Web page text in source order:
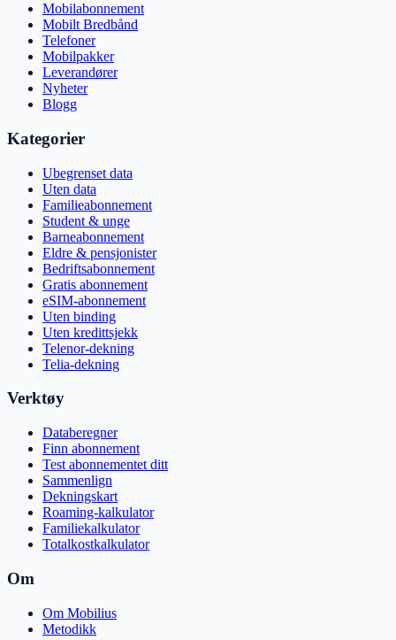
Mobilabonnement
Mobilt Bredbånd
Telefoner
Mobilpakker
Leverandører
Nyheter
Blogg
Kategorier
Ubegrenset data
Uten data
Familieabonnement
Student & unge
Barneabonnement
Eldre & pensjonister
Bedriftsabonnement
Gratis abonnement
eSIM-abonnement
Uten binding
Uten kredittsjekk
Telenor-dekning
Telia-dekning
Verktøy
Databeregner
Finn abonnement
Test abonnementet ditt
Sammenlign
Dekningskart
Roaming-kalkulator
Familiekalkulator
Totalkostkalkulator
Om
Om Mobilius
Metodikk